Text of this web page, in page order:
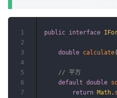
public interface
double calculate(
// 平方
default double
return Math .
1
2
3
4
5
6
7